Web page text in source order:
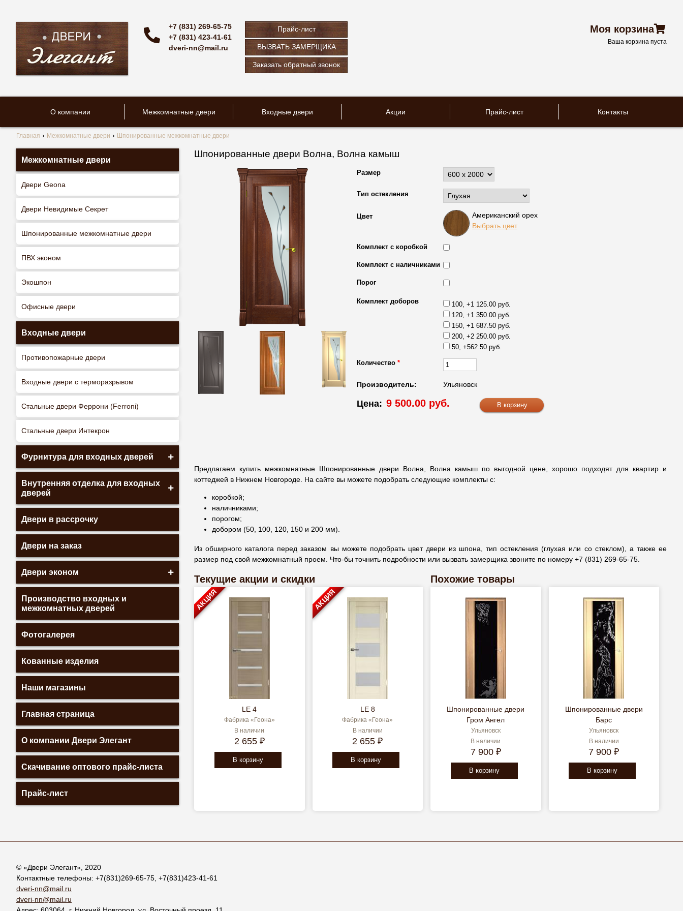
+7 (831) 269-65-75
+7 (831) 423-41-61
dveri-nn@mail.ru
Прайс-лист
ВЫЗВАТЬ ЗАМЕРЩИКА
Заказать обратный звонок
Моя корзина
Ваша корзина пуста
О компании Межкомнатные двери Входные двери Акции Прайс-лист Контакты
Главная Межкомнатные двери Шпонированные межкомнатные двери
Межкомнатные двери
Двери Geona
Двери Невидимые Секрет
Шпонированные межкомнатные двери
ПВХ эконом
Экошпон
Офисные двери
Входные двери
Противопожарные двери
Входные двери с терморазрывом
Стальные двери Феррони (Ferroni)
Стальные двери Интекрон
Фурнитура для входных дверей
Внутренняя отделка для входных
дверей
Двери в рассрочку
Двери на заказ
Двери эконом
Производство входных и
межкомнатных дверей
Фотогалерея
Кованные изделия
Наши магазины
Главная страница
О компании Двери Элегант
Скачивание оптового прайс-листа
Прайс-лист
Шпонированные двери Волна, Волна камыш
Размер
Тип остекления
Американский орех
Выбрать цвет
Цвет
Комплект с коробкой
Комплект с наличниками
Порог
Комплект доборов
100, +1 125.00 руб.
120, +1 350.00 руб.
150, +1 687.50 руб.
200, +2 250.00 руб.
50, +562.50 руб.
Количество *
Производитель: Ульяновск
Цена: 9 500.00 руб.
Предлагаем купить межкомнатные Шпонированные двери Волна, Волна камыш по выгодной цене, хорошо подходят для квартир и
коттеджей в Нижнем Новгороде. На сайте вы можете подобрать следующие комплекты с:
коробкой;
наличниками;
порогом;
добором (50, 100, 120, 150 и 200 мм).
Из обширного каталога перед заказом вы можете подобрать цвет двери из шпона, тип остекления (глухая или со стеклом), а также ее
размер под свой межкомнатный проем. Что-бы точнить подробности или вызвать замерщика звоните по номеру +7 (831) 269-65-75.
Текущие акции и скидки
LE 4
Фабрика «Геона»
В наличии
2 655 ₽
В корзину
АКЦИЯ
LE 8
Фабрика «Геона»
В наличии
2 655 ₽
В корзину
АКЦИЯ
Похожие товары
Шпонированные двери
Гром Ангел
Ульяновск
В наличии
7 900 ₽
В корзину
Шпонированные двери
Барс
Ульяновск
В наличии
7 900 ₽
В корзину
© «Двери Элегант», 2020
Контактные телефоны: +7(831)269-65-75 +7(831)423-41-61
dveri-nn@mail.ru
dveri-nn@mail.ru